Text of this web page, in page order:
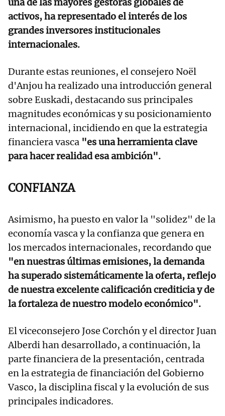
una de las mayores gestoras globales de
activos, ha representado el interés de los
grandes inversores institucionales
internacionales.
Durante estas reuniones, el consejero Noël
d'Anjou ha realizado una introducción general
sobre Euskadi, destacando sus principales
magnitudes económicas y su posicionamiento
internacional, incidiendo en que la estrategia
financiera vasca "es una herramienta clave
para hacer realidad esa ambición".
CONFIANZA
Asimismo, ha puesto en valor la "solidez" de la
economía vasca y la confianza que genera en
los mercados internacionales, recordando que
"en nuestras últimas emisiones, la demanda
ha superado sistemáticamente la oferta, reflejo
de nuestra excelente calificación crediticia y de
la fortaleza de nuestro modelo económico".
El viceconsejero Jose Corchón y el director Juan
Alberdi han desarrollado, a continuación, la
parte financiera de la presentación, centrada
en la estrategia de financiación del Gobierno
Vasco, la disciplina fiscal y la evolución de sus
principales indicadores.